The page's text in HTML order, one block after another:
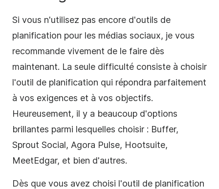
Si vous n'utilisez pas encore d'outils de
planification pour les médias sociaux, je vous
recommande vivement de le faire dès
maintenant. La seule difficulté consiste à choisir
l'outil de planification qui répondra parfaitement
à vos exigences et à vos objectifs.
Heureusement, il y a beaucoup d'options
brillantes parmi lesquelles choisir : Buffer,
Sprout Social, Agora Pulse, Hootsuite,
MeetEdgar, et bien d'autres.
Dès que vous avez choisi l'outil de planification